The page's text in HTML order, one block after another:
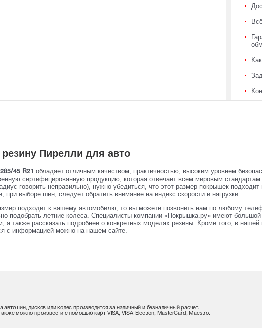
Пирелли для авто
45 R21 обладает отличным качеством, практичностью, высоким уровнем
сертифицированную продукцию, которая отвечает всем мировым
говорить неправильно), нужно убедиться, что этот размер покрышек
при выборе шин, следует обратить внимание на индекс скорости и нагрузки.
подходит к вашему автомобилю, то вы можете позвонить нам по любому
подобрать летние колеса. Специалисты компании «Покрышка.ру» имеют
также рассказать подробнее о конкретных моделях резины. Кроме того, в нашей
с информацией можно на нашем сайте.
автошин, дисков или колес производится за наличный и безналичный расчет.
можно произвести с помощью карт VISA, VISA-Electron, MasterCard, Maestro.